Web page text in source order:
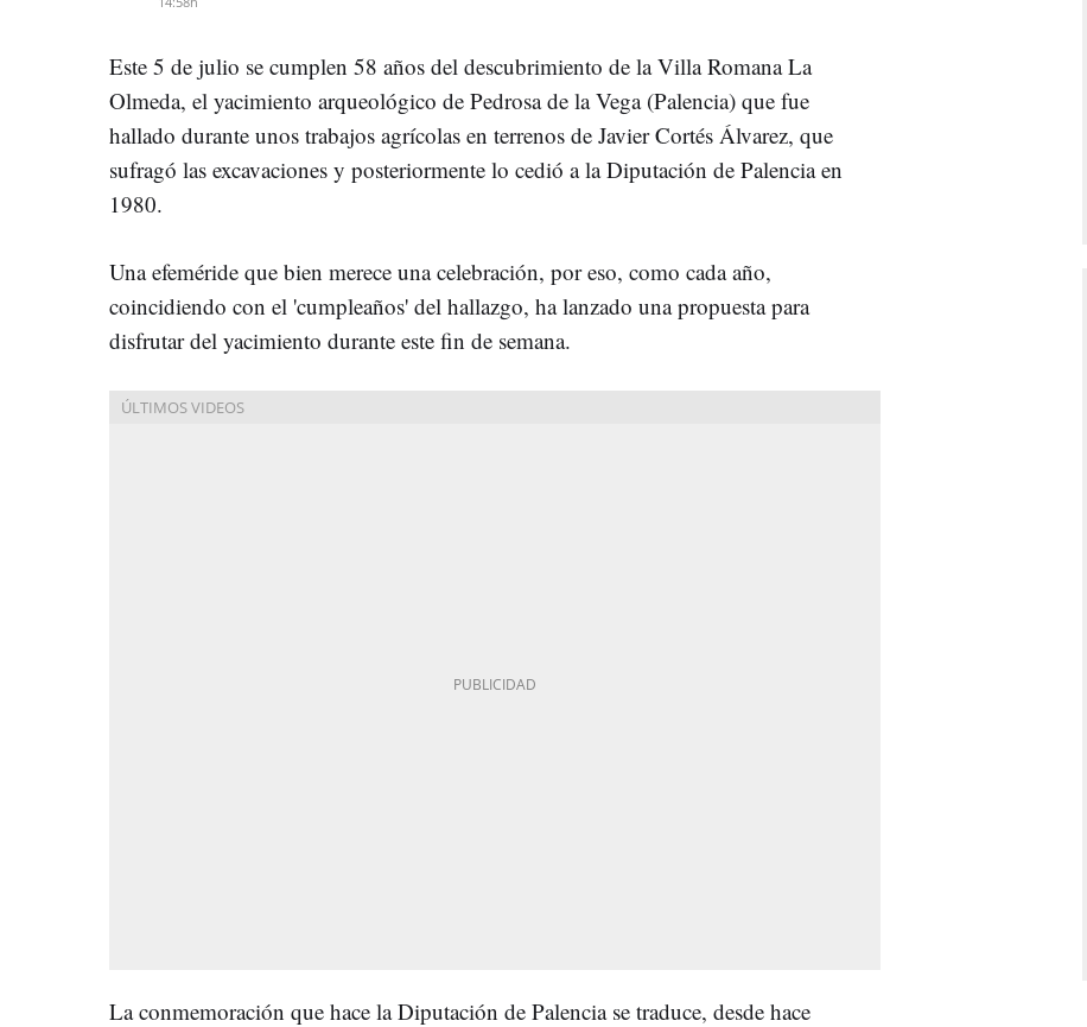
Este 5 de julio se cumplen 58 años del descubrimiento de la Villa Romana La
Olmeda, el yacimiento arqueológico de Pedrosa de la Vega (Palencia) que fue
hallado durante unos trabajos agrícolas en terrenos de Javier Cortés Álvarez, que
sufragó las excavaciones y posteriormente lo cedió a la Diputación de Palencia en
1980.
Una efeméride que bien merece una celebración, por eso, como cada año,
coincidiendo con el 'cumpleaños' del hallazgo, ha lanzado una propuesta para
disfrutar del yacimiento durante este fin de semana.
La conmemoración que hace la Diputación de Palencia se traduce, desde hace